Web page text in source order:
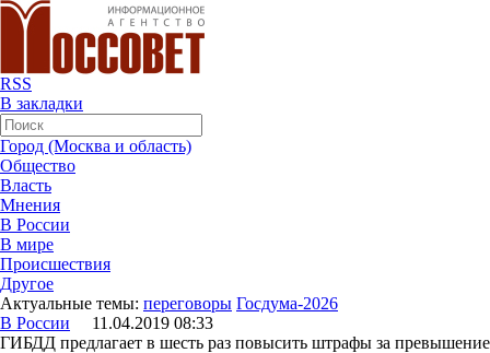
RSS
В закладки
Город (Москва и область)
Общество
Власть
Мнения
В России
В мире
Происшествия
Другое
Актуальные темы: переговоры Госдума-2026
В России 11.04.2019 08:33
ГИБДД предлагает в шесть раз повысить штрафы за